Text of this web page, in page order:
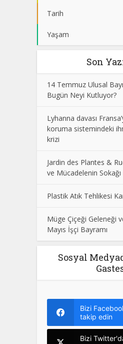
Tarih
Yaşam
Son
14 Temmuz Ulusal
Bugün Neyi Kutluyor?
Lyhanna davası
koruma sistemindeki
krizi
Jardin des Plantes &
ve Mücadelenin Sokağı
Plastik Atık Tehlikesi
Müge Çiçeği Geleneği
Mayıs İşçi Bayramı
Sosyal
Bizi
takip edin
Bizi